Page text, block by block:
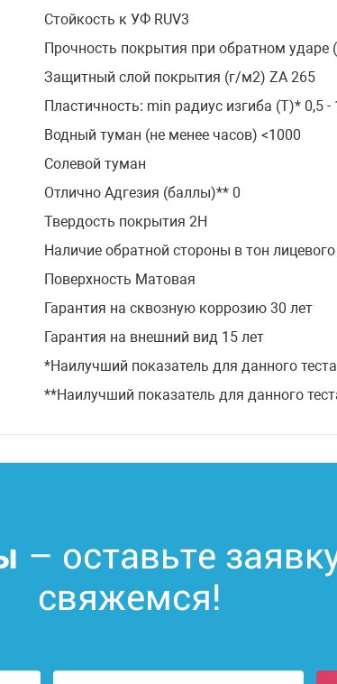
Стойкость к УФ RUV3
Прочность покрытия при обратном ударе
Защитный слой покрытия (г/м2) ZA 265
Пластичность: min радиус изгиба (Т)* 0,5 -
Водный туман (не менее часов) <1000
Солевой туман
Отлично Адгезия (баллы)** 0
Твердость покрытия 2H
Наличие обратной стороны в тон
Поверхность Матовая
Гарантия на сквозную коррозию 30 лет
Гарантия на внешний вид 15 лет
*Наилучший показатель для данного
**Наилучший показатель для данного
– оставьте
свяжемся!